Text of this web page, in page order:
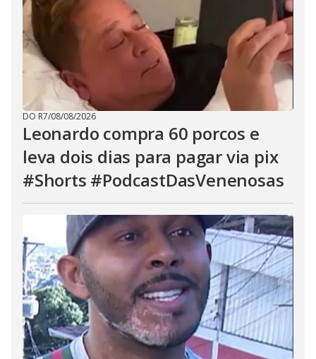
DO R7/08/08/2026
Leonardo compra 60 porcos e
leva dois dias para pagar via pix
#Shorts #PodcastDasVenenosas